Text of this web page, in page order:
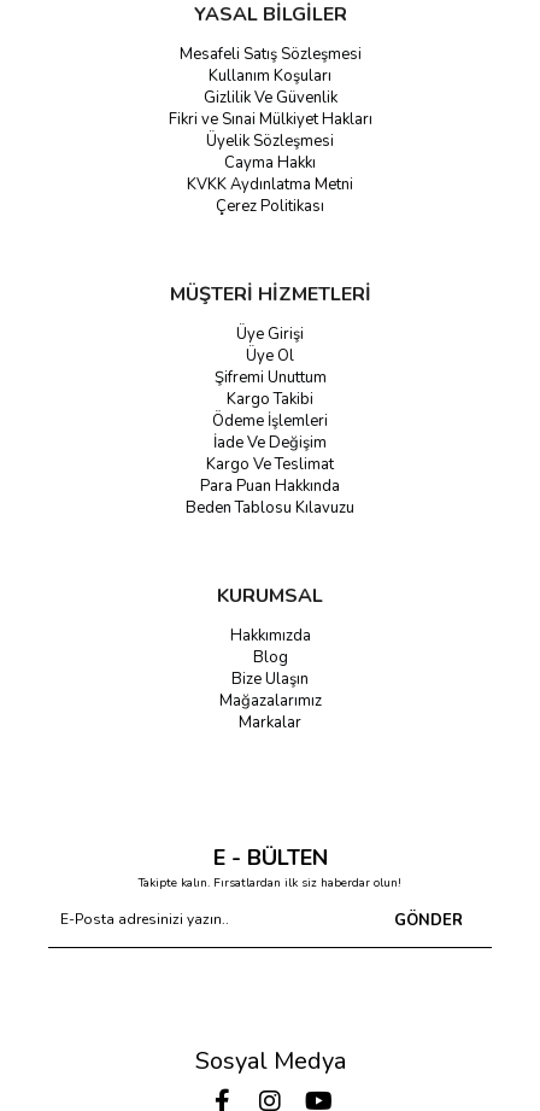
YASAL BİLGİLER
Mesafeli Satış Sözleşmesi
Kullanım Koşuları
Gizlilik Ve Güvenlik
Fikri ve Sınai Mülkiyet Hakları
Üyelik Sözleşmesi
Cayma Hakkı
KVKK Aydınlatma Metni
Çerez Politikası
MÜŞTERİ HİZMETLERİ
Üye Girişi
Üye Ol
Şifremi Unuttum
Kargo Takibi
Ödeme İşlemleri
İade Ve Değişim
Kargo Ve Teslimat
Para Puan Hakkında
Beden Tablosu Kılavuzu
KURUMSAL
Hakkımızda
Blog
Bize Ulaşın
Mağazalarımız
Markalar
E - BÜLTEN
Takipte kalın. Fırsatlardan ilk siz haberdar olun!
GÖNDER
Sosyal Medya